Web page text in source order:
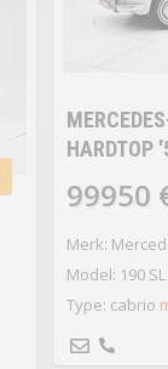
HARDTOP
99950
Merk:
Model: 190
Type: cabrio